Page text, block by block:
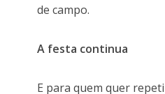
de campo.
A festa continua
E para quem quer